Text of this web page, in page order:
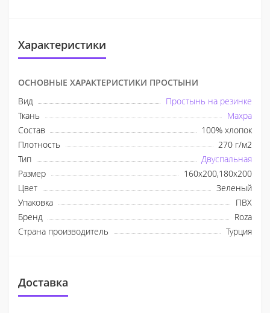
Характеристики
ОСНОВНЫЕ ХАРАКТЕРИСТИКИ ПРОСТЫНИ
Вид
Простынь на резинке
Ткань
Махра
Состав
100% хлопок
Плотность
270 г/м2
Тип
Двуспальная
Размер
160x200,180x200
Цвет
Зеленый
Упаковка
ПВХ
Бренд
Roza
Страна производитель
Турция
Доставка